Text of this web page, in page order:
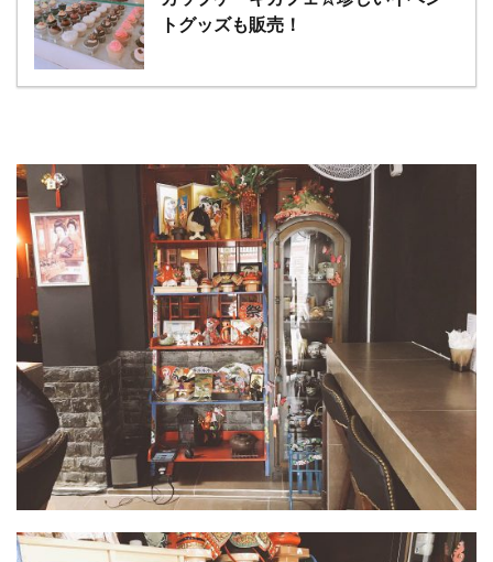
トグッズも販売！